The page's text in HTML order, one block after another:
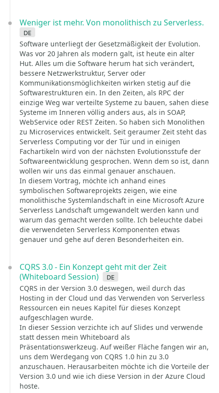
Weniger ist mehr. Von monolithisch zu Serverless.
de
Software unterliegt der Gesetzmäßigkeit der Evolution.
Was vor 20 Jahren als modern galt, ist heute ein alter
Hut. Alles um die Software herum hat sich verändert,
bessere Netzwerkstruktur, Server oder
Kommunikationsmöglichkeiten wirken stetig auf die
Softwarestrukturen ein. In den Zeiten, als RPC der
einzige Weg war verteilte Systeme zu bauen, sahen diese
Systeme im Inneren völlig anders aus, als in SOAP,
WebService oder REST Zeiten. So haben sich Monolithen
zu Microservices entwickelt. Seit geraumer Zeit steht das
Serverless Computing vor der Tür und in einigen
Fachartikeln wird von der nächsten Evolutionsstufe der
Softwareentwicklung gesprochen. Wenn dem so ist, dann
wollen wir uns das einmal genauer anschauen.
In diesem Vortrag, möchte ich anhand eines
symbolischen Softwareprojekts zeigen, wie eine
monolithische Systemlandschaft in eine Microsoft Azure
Serverless Landschaft umgewandelt werden kann und
warum das gemacht werden sollte. Ich beleuchte dabei
die verwendeten Serverless Komponenten etwas
genauer und gehe auf deren Besonderheiten ein.
CQRS 3.0 - Ein Konzept geht mit der Zeit
(Whiteboard Session)
de
CQRS in der Version 3.0 deswegen, weil durch das
Hosting in der Cloud und das Verwenden von Serverless
Ressourcen ein neues Kapitel für dieses Konzept
aufgeschlagen wurde.
In dieser Session verzichte ich auf Slides und verwende
statt dessen mein Whiteboard als
Präsentationswerkzeug. Auf weißer Fläche fangen wir an,
uns dem Werdegang von CQRS 1.0 hin zu 3.0
anzuschauen. Herausarbeiten möchte ich die Vorteile der
Version 3.0 und wie ich diese Version in der Azure Cloud
hoste.